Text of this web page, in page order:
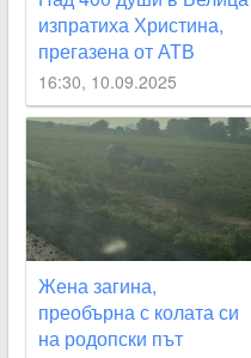
изпратиха Христина,
прегазена от АТВ
16:30, 10.09.2025
Жена загина,
преобърна с колата си
на родопски път